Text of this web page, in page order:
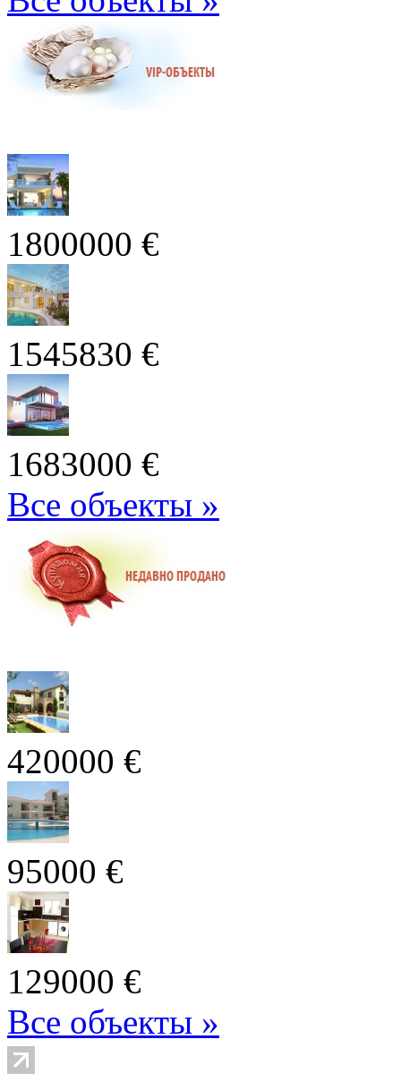
1800000 €
1545830 €
1683000 €
Все объекты »
420000 €
95000 €
129000 €
Все объекты »